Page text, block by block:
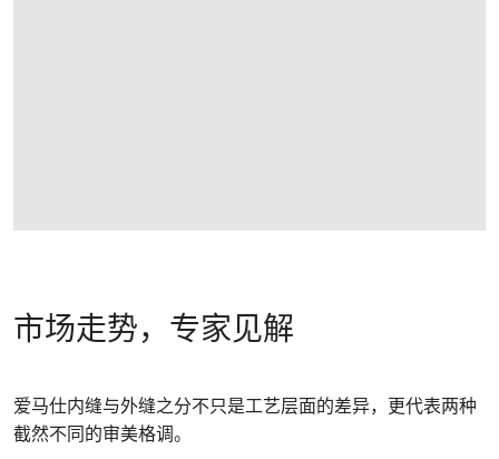
市场走势，专家见解
爱马仕内缝与外缝之分不只是工艺层面的差异，更代表两种
截然不同的审美格调。